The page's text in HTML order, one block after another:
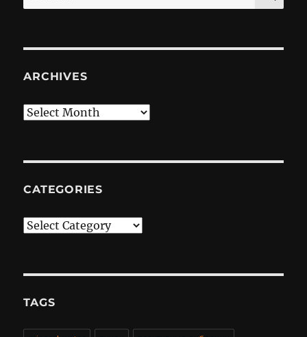
for:
ARCHIVES
Archives
CATEGORIES
Categories
TAGS